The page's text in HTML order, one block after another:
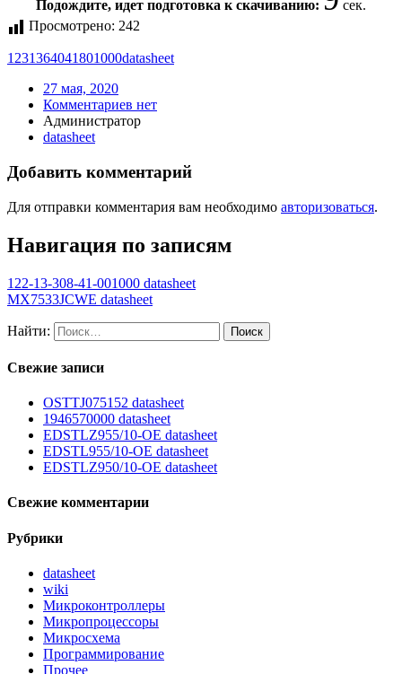
Подождите, идет подготовка к скачиванию:
сек.
Просмотрено: 242
1231364041801000datasheet
27 мая, 2020
Комментариев нет
Администратор
datasheet
Добавить комментарий
Для отправки комментария вам необходимо авторизоваться.
Навигация по записям
122-13-308-41-001000 datasheet
MX7533JCWE datasheet
Найти:
Свежие записи
OSTTJ075152 datasheet
1946570000 datasheet
EDSTLZ955/10-OE datasheet
EDSTL955/10-OE datasheet
EDSTLZ950/10-OE datasheet
Свежие комментарии
Рубрики
datasheet
wiki
Микроконтроллеры
Микропроцессоры
Микросхема
Программирование
Прочее